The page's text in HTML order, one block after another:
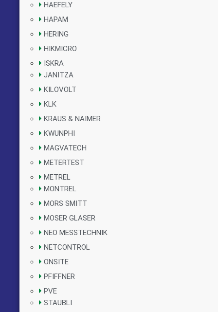
HAEFELY
HAPAM
HERING
HIKMICRO
ISKRA
JANITZA
KILOVOLT
KLK
KRAUS & NAIMER
KWUNPHI
MAGVATECH
METERTEST
METREL
MONTREL
MORS SMITT
MOSER GLASER
NEO MESSTECHNIK
NETCONTROL
ONSITE
PFIFFNER
PVE
STAUBLI